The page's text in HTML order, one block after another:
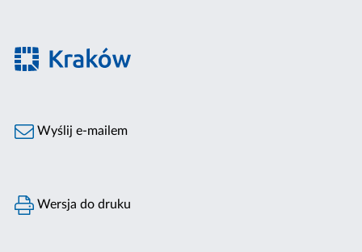
Wyślij e-mailem
Wersja do druku